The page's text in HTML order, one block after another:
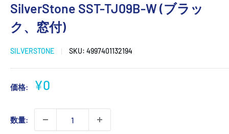
SilverStone SST-TJ09B-W (ブラッ
ク、窓付)
SILVERSTONE SKU: 4997401132194
価格:
販
価
格
¥0
数量: